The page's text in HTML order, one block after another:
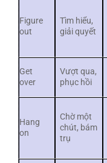
Figure
out
Tìm hiểu,
giải quyết
Get
over
Vượt qua,
phục hồi
Hang
on
Chờ một
chút, bám
trụ